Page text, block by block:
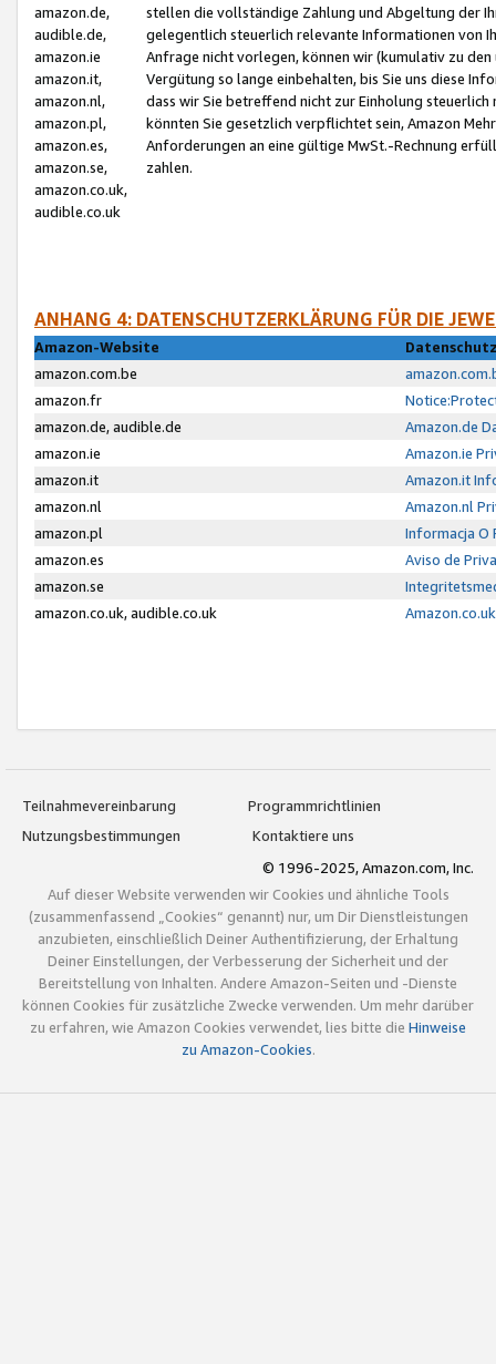
amazon.de,
audible.de,
amazon.ie
amazon.it,
amazon.nl,
amazon.pl,
amazon.es,
amazon.se,
amazon.co.uk,
audible.co.uk
stellen die vollständige Zahlung und Abgeltung der
gelegentlich steuerlich relevante Informationen von
Anfrage nicht vorlegen, können wir (kumulativ zu
Vergütung so lange einbehalten, bis Sie uns diese
dass wir Sie betreffend nicht zur Einholung
könnten Sie gesetzlich verpflichtet sein, Amazon
Anforderungen an eine gültige MwSt.-Rechnung
zahlen.
ANHANG 4: DATENSCHUTZERKLÄRUNG FÜR DIE
Amazon-Website
amazon.com.be
amazon.fr
amazon.de, audible.de
Amazon.de
amazon.ie
Amazon.ie
amazon.it
Amazon.it
amazon.nl
Amazon.nl
amazon.pl
Informacja O
amazon.es
Aviso de
amazon.se
amazon.co.uk, audible.co.uk
Teilnahmevereinbarung
Programmrichtlinien
Nutzungsbestimmungen
Kontaktiere uns
© 1996-2025, Amazon.com, Inc.
Auf dieser Website verwenden wir Cookies und ähnliche Tools
(zusammenfassend „Cookies“ genannt) nur, um Dir Dienstleistungen
anzubieten, einschließlich Deiner Authentifizierung, der Erhaltung
Deiner Einstellungen, der Verbesserung der Sicherheit und der
Bereitstellung von Inhalten. Andere Amazon-Seiten und -Dienste
können Cookies für zusätzliche Zwecke verwenden. Um mehr darüber
zu erfahren, wie Amazon Cookies verwendet, lies bitte die Hinweise
zu Amazon-Cookies.